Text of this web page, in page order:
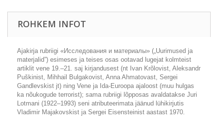
ROHKEM INFOT
Ajakirja rubriigi «Исследования и материалы» („Uurimused ja
materjalid”) esimeses ja teises osas ootavad lugejat kolmteist
artiklit vene 19.–21. saj kirjandusest (nt Ivan Krõlovist, Aleksandr
Puškinist, Mihhail Bulgakovist, Anna Ahmatovast, Sergei
Gandlevskist jt) ning Vene ja Ida-Euroopa ajaloost (muu hulgas
ka nõukogude terrorist); sama rubriigi lõpposas avaldatakse Juri
Lotmani (1922–1993) seni atributeerimata jäänud lühikirjutis
Vladimir Majakovskist ja Sergei Eisensteinist aastast 1970.